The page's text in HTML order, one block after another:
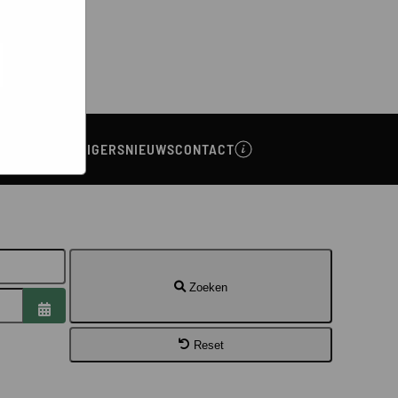
VRIJWILLIGERSNIEUWSCONTACT
Zoeken
Reset
van